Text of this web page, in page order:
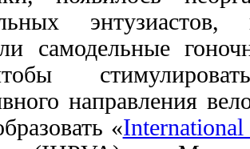
самодельные
направления
«